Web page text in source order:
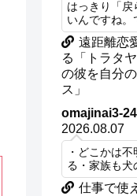
はっきり「戻
いんですね。
遠距離恋
る「トラタ
の彼を自分
ス」
omajinai3-24
2026.08.07
・どこかは
る・家族も犬
仕事で使